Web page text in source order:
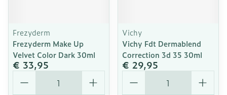
Frezyderm
Frezyderm Make Up
Velvet Color Dark 30ml
€ 33,95
Aantal
Vichy
Vichy Fdt Dermablend
Correction 3d 35 30ml
€ 29,95
Aantal